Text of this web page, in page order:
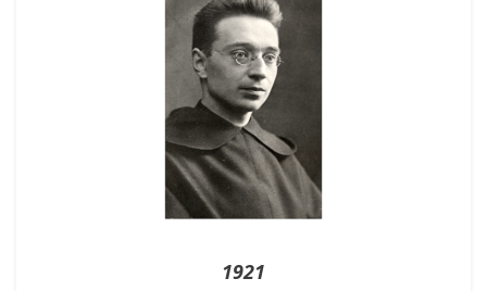
1921